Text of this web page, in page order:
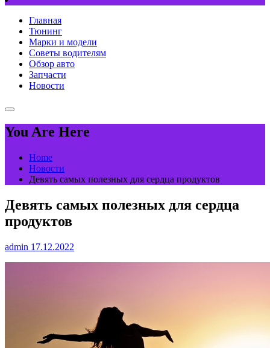
Главная
Тюнинг
Марки и модели
Советы водителям
Обзор авто
Запчасти
Новости
You Are Here
Home
Новости
Девять самых полезных для сердца продуктов
Девять самых полезных для сердца
продуктов
admin 17.12.2022